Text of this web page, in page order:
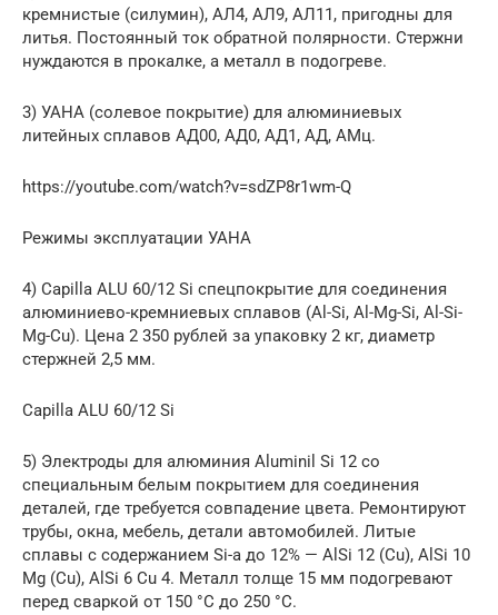
кремнистые (силумин), АЛ4, АЛ9, АЛ11, пригодны для
литья. Постоянный ток обратной полярности. Стержни
нуждаются в прокалке, а металл в подогреве.
3) УАНА (солевое покрытие) для алюминиевых
литейных сплавов АД00, АД0, АД1, АД, АМц.
https://youtube.com/watch?v=sdZP8r1wm-Q
Режимы эксплуатации УАНА
4) Capilla ALU 60/12 Si спецпокрытие для соединения
алюминиево-кремниевых сплавов (Al-Si, Al-Mg-Si, Al-Si-
Mg-Cu). Цена 2 350 рублей за упаковку 2 кг, диаметр
стержней 2,5 мм.
Capilla ALU 60/12 Si
5) Электроды для алюминия Aluminil Si 12 со
специальным белым покрытием для соединения
деталей, где требуется совпадение цвета. Ремонтируют
трубы, окна, мебель, детали автомобилей. Литые
сплавы с содержанием Si-а до 12% — AlSi 12 (Cu), AlSi 10
Mg (Cu), AlSi 6 Cu 4. Металл толще 15 мм подогревают
перед сваркой от 150 °C до 250 °C.